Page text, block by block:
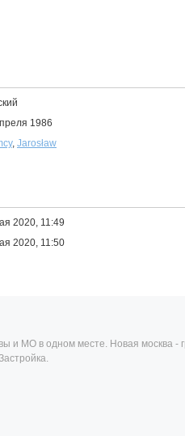
1986
, Jarosław
2020, 11:49
2020, 11:50
и МО в одном месте. Новая москва